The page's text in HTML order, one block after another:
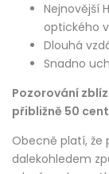
Nejnovější
optického
Dlouhá
Snadno
Pozorování
přibližně 50
Obecně platí, že
dalekohledem